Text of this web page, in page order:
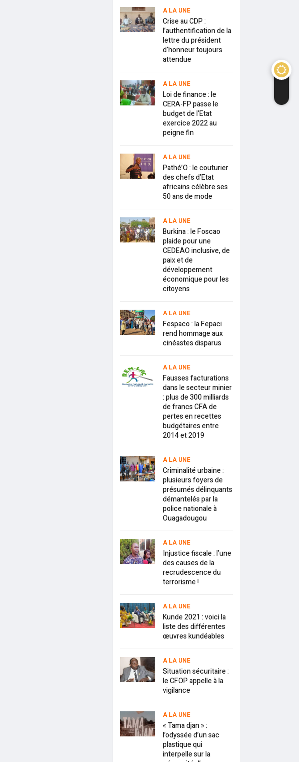
A LA UNE
Crise au CDP :
l’authentification de la
lettre du président
d’honneur toujours
attendue
A LA UNE
Loi de finance : le
CERA-FP passe le
budget de l’Etat
exercice 2022 au
peigne fin
A LA UNE
Pathé’O : le couturier
des chefs d’Etat
africains célèbre ses
50 ans de mode
A LA UNE
Burkina : le Foscao
plaide pour une
CEDEAO inclusive, de
paix et de
développement
économique pour les
citoyens
A LA UNE
Fespaco : la Fepaci
rend hommage aux
cinéastes disparus
A LA UNE
Fausses facturations
dans le secteur minier
: plus de 300 milliards
de francs CFA de
pertes en recettes
budgétaires entre
2014 et 2019
A LA UNE
Criminalité urbaine :
plusieurs foyers de
présumés délinquants
démantelés par la
police nationale à
Ouagadougou
A LA UNE
Injustice fiscale : l’une
des causes de la
recrudescence du
terrorisme !
A LA UNE
Kunde 2021 : voici la
liste des différentes
œuvres kundéables
A LA UNE
Situation sécuritaire :
le CFOP appelle à la
vigilance
A LA UNE
« Tama djan » :
l’odyssée d’un sac
plastique qui
interpelle sur la